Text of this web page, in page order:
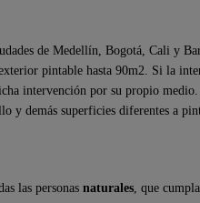
de Medellín, Bogotá, Cali y
pintable hasta 90m2. Si la
intervención por su propio
y demás superficies diferentes a
las personas naturales , que